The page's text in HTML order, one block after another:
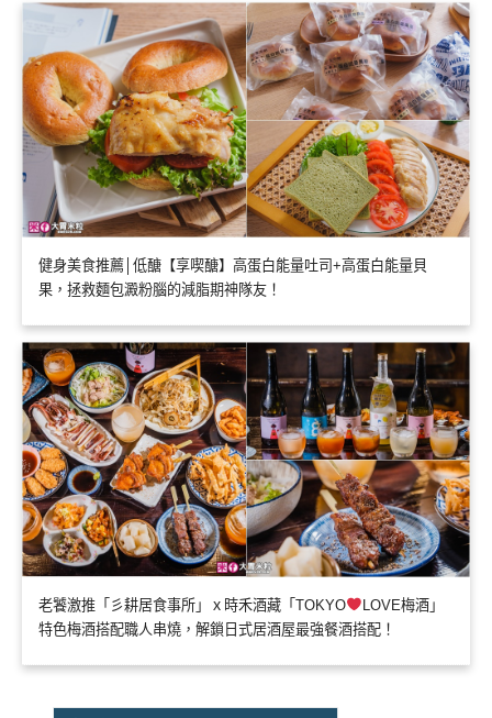
健身美食推薦│低醣【享喫醣】高蛋白能量吐司+高蛋白能量貝
果，拯救麵包澱粉腦的減脂期神隊友！
老饕激推「彡耕居食事所」ｘ時禾酒藏「TOKYO
LOVE梅酒」
特色梅酒搭配職人串燒，解鎖日式居酒屋最強餐酒搭配！